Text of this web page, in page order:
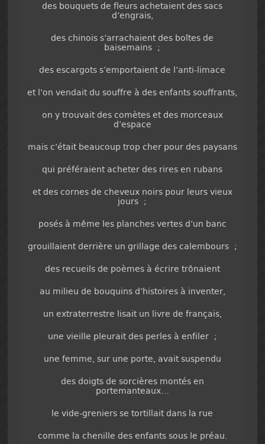
des bouquets de fleurs achetaient des sacs
d’engrais,
des chinois s’arrachaient des boîtes de
baisemains ;
des escargots s’emportaient de l’anti-limace
et l’on vendait du souffre à des enfants souffrants,
on y trouvait des comètes et des morceaux
d’espace
mais c’était beaucoup trop cher pour des paysans
qui préféraient acheter des rires en rubans
et des cornes de cheveux noirs pour leurs vieux
jours ;
posés à même les planches vertes d’un banc
grouillaient derrière un grillage des calembours ;
des recueils de poèmes à écrire trônaient
au milieu de bouquins d’histoires à inventer,
un extraterrestre lisait un livre de français,
une vieille pleurait des perles à enfiler ;
une femme, sur une porte, avait suspendu
des doigts de sorcières montés en
portemanteaux…
le vide-greniers se tortillait dans la rue
comme la chenille des enfants sous le préau.